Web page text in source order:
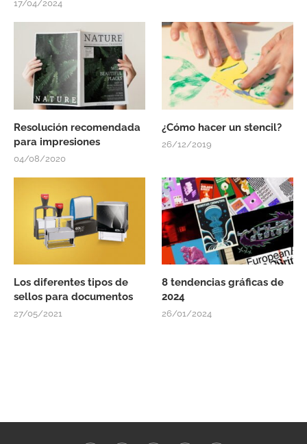
17/04/2024
Resolución recomendada
para impresiones
04/08/2020
¿Cómo hacer un stencil?
26/12/2019
Los diferentes tipos de
sellos para documentos
27/05/2021
8 tendencias gráficas de
2024
26/01/2024